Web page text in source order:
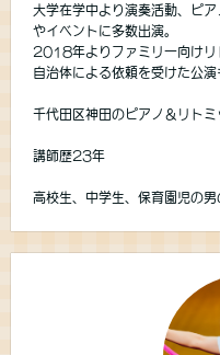
大学在学中より演奏活動、ピ
やイベントに多数出演。
2018年よりファミリー向けリ
自治体による依頼を受けた公演
千代田区神田のピアノ＆リト
講師歴23年
高校生、中学生、保育園児の